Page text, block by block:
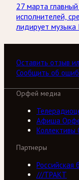
27 марта
исполнителей,
лидирует музыка
Оставить отзыв
Сообщить об
Орфей медиа
Афиша
Партнеры
Российская
///ТРАКТ